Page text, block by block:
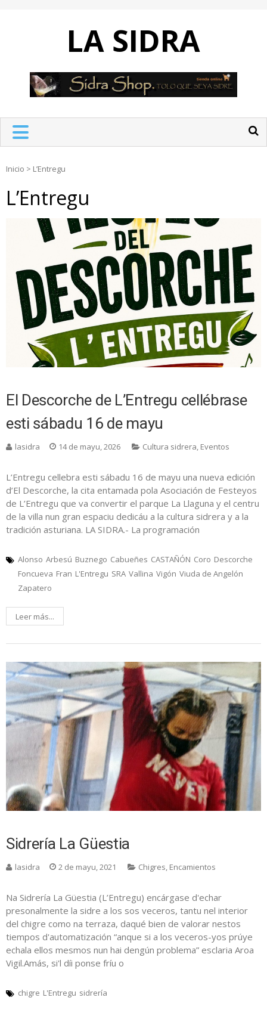
LA SIDRA
Inicio > L’Entregu
L’Entregu
El Descorche de L’Entregu cellébrase
esti sábadu 16 de mayu
lasidra 14 de mayu, 2026 Cultura sidrera, Eventos
L’Entregu cellebra esti sábadu 16 de mayu una nueva edición
d’El Descorche, la cita entamada pola Asociación de Festeyos
de L’Entregu que va convertir el parque La Llaguna y el centru
de la villa nun gran espaciu dedicáu a la cultura sidrera y a la
tradición asturiana. LA SIDRA.- La programación
Alonso Arbesú Buznego Cabueñes CASTAÑÓN Coro Descorche
Foncueva Fran L'Entregu SRA Vallina Vigón Viuda de Angelón
Zapatero
Leer más...
Sidrería La Güestia
lasidra 2 de mayu, 2021 Chigres, Encamientos
Na Sidrería La Güestia (L’Entregu) encárgase d'echar
presonalmente la sidre a los sos veceros, tantu nel interior
del chigre como na terraza, daqué bien de valorar nestos
tiempos d'automatización “anque si a los veceros-yos prúye
echala ellos mesmos nun hai dengún problema” esclaria Aroa
Vigil.Amás, si'l díi ponse fríu o
chigre L'Entregu sidrería